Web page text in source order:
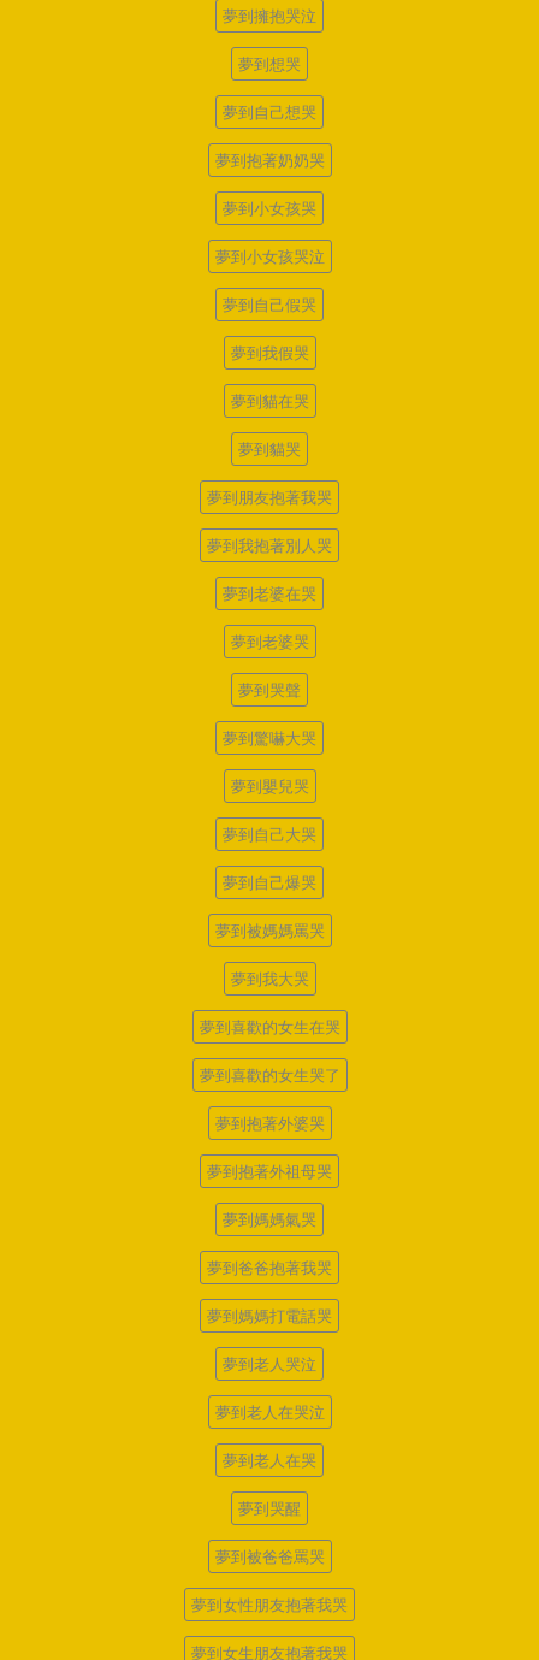
夢到擁抱哭泣
夢到想哭
夢到自己想哭
夢到抱著奶奶哭
夢到小女孩哭
夢到小女孩哭泣
夢到自己假哭
夢到我假哭
夢到貓在哭
夢到貓哭
夢到朋友抱著我哭
夢到我抱著別人哭
夢到老婆在哭
夢到老婆哭
夢到哭聲
夢到驚嚇大哭
夢到嬰兒哭
夢到自己大哭
夢到自己爆哭
夢到被媽媽罵哭
夢到我大哭
夢到喜歡的女生在哭
夢到喜歡的女生哭了
夢到抱著外婆哭
夢到抱著外祖母哭
夢到媽媽氣哭
夢到爸爸抱著我哭
夢到媽媽打電話哭
夢到老人哭泣
夢到老人在哭泣
夢到老人在哭
夢到哭醒
夢到被爸爸罵哭
夢到女性朋友抱著我哭
夢到女生朋友抱著我哭